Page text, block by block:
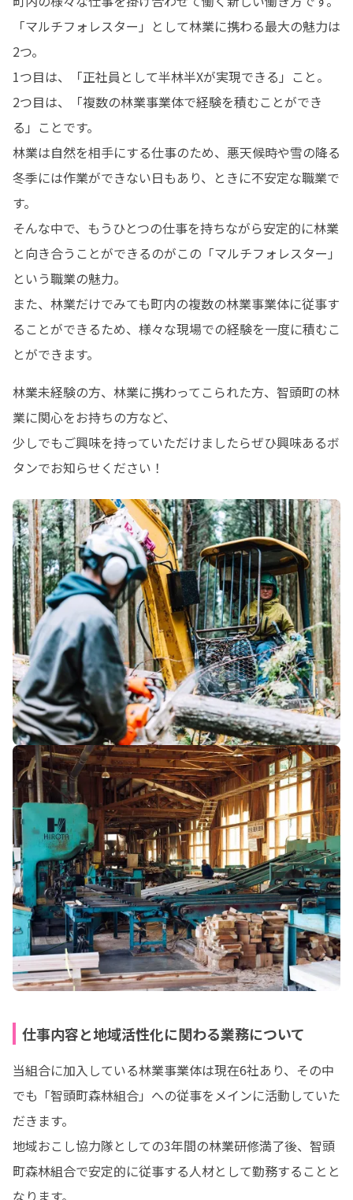
「マルチフォレスター」として林業に携わる最大の魅力は
2つ。
1つ目は、「正社員として半林半Xが実現できる」こと。
2つ目は、「複数の林業事業体で経験を積むことができ
る」ことです。
林業は自然を相手にする仕事のため、悪天候時や雪の降る
冬季には作業ができない日もあり、ときに不安定な職業で
す。
そんな中で、もうひとつの仕事を持ちながら安定的に林業
と向き合うことができるのがこの「マルチフォレスター」
という職業の魅力。
また、林業だけでみても町内の複数の林業事業体に従事す
ることができるため、様々な現場での経験を一度に積むこ
とができます。
林業未経験の方、林業に携わってこられた方、智頭町の林
業に関心をお持ちの方など、
少しでもご興味を持っていただけましたらぜひ興味あるボ
タンでお知らせください！
仕事内容と地域活性化に関わる業務について
当組合に加入している林業事業体は現在6社あり、その中
でも「智頭町森林組合」への従事をメインに活動していた
だきます。
地域おこし協力隊としての3年間の林業研修満了後、智頭
町森林組合で安定的に従事する人材として勤務することと
なります。